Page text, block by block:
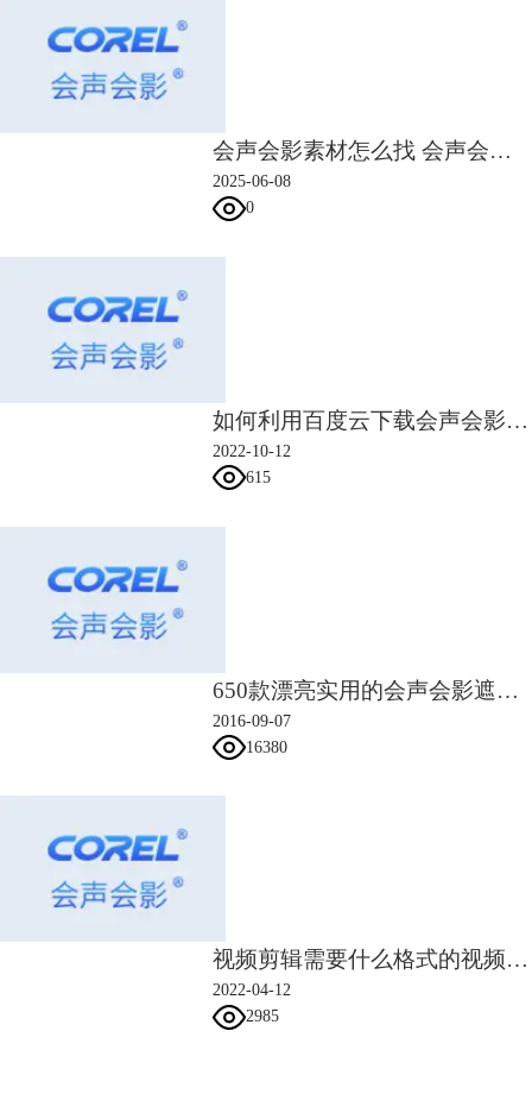
图三：媒体面板功能展示
2.转场面板
转场面板可以为两个视频之间添加转场，让视频的衔接更加顺畅。
转场拖到两个视频中间即可运用相关转场特效。
图四：转场特效展示
（1）点击标题功能，选择不同样式的标题。
且打开标题选项面板。
（3）在标题选项面板中对标题也可以叫做字幕进行编辑设定。
图五：标题面板展示
会声会影素材怎么找 会声会影素材怎么导入
2025-06-08
0
如何利用百度云下载会声会影素材礼包
2022-10-12
615
650款漂亮实用的会声会影遮罩素材
2016-09-07
16380
视频剪辑需要什么格式的视频 视频剪辑制作视频格式
2022-04-12
2985